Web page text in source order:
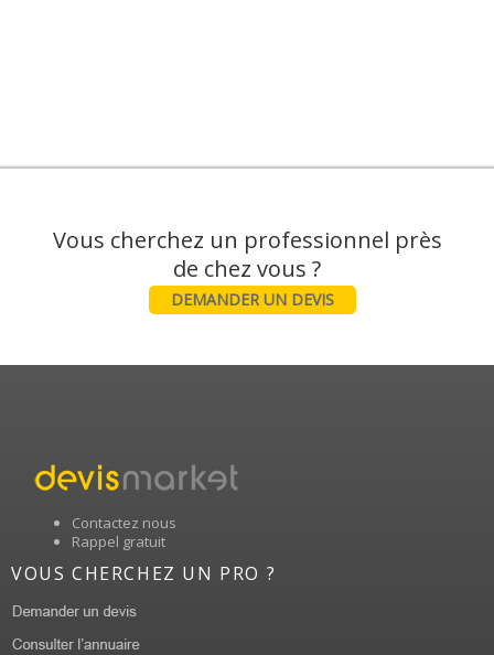
Vous cherchez un professionnel près
DEMANDER UN DEVIS
Contactez nous
Rappel gratuit
VOUS CHERCHEZ UN PRO ?